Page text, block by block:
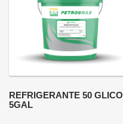
REFRIGERANTE 50
5GAL